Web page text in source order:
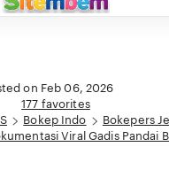
on Feb 06, 2026
177 favorites
Bokep Indo
Bokepers
Viral Gadis Pandai